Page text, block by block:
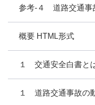
参考-４ 道路交通事
概要 HTML形式
１ 交通安全白書と
１ 道路交通事故の